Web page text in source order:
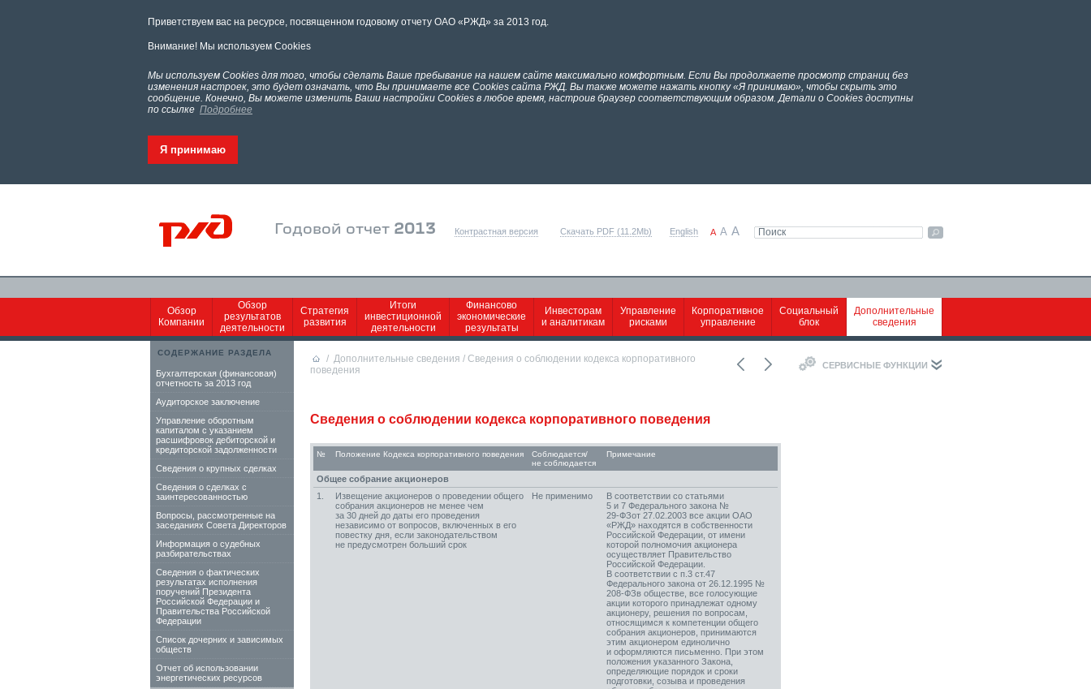
Приветствуем вас на ресурсе, посвященном годовому отчету ОАО «РЖД» за 2013 год.
Внимание! Мы используем Cookies
Мы используем Cookies для того, чтобы сделать Ваше пребывание на нашем сайте максимально комфортным. Если Вы продолжаете просмотр страниц без
изменения настроек, это будет означать, что Вы принимаете все Cookies сайта РЖД. Вы также можете нажать кнопку «Я принимаю», чтобы скрыть это
сообщение. Конечно, Вы можете изменить Ваши настройки Cookies в любое время, настроив браузер соответствующим образом. Детали о Cookies доступны
по ссылке Подробнее
Я принимаю
Годовой отчет 2013 English A A A
Контрастная версия Скачать PDF (11.2Mb)
Обзор
Компании
Обзор
результатов
деятельности
Стратегия
развития
Итоги
инвестиционной
деятельности
Финансово
экономические
результаты
Инвесторам
и аналитикам
Управление
рисками
Корпоративное
управление
Социальный
блок
Дополнительные
сведения
СОДЕРЖАНИЕ РАЗДЕЛА
Бухгалтерская (финансовая)
отчетность за 2013 год
Аудиторское заключение
Управление оборотным
капиталом с указанием
расшифровок дебиторской и
кредиторской задолженности
Сведения о крупных сделках
Сведения о сделках c
заинтересованностью
Вопросы, рассмотренные на
заседаниях Совета Директоров
Информация о судебных
разбирательствах
Сведения о фактических
результатах исполнения
поручений Президента
Российской Федерации и
Правительства Российской
Федерации
Список дочерних и зависимых
обществ
Отчет об использовании
энергетических ресурсов
СЕРВИСНЫЕ ФУНКЦИИ
/ Дополнительные сведения / Сведения о соблюдении кодекса корпоративного
поведения
Сведения о соблюдении кодекса корпоративного поведения
№ Положение Кодекса корпоративного поведения
Соблюдается/
не соблюдается
Примечание
Общее собрание акционеров
1.
Извещение акционеров о проведении общего
собрания акционеров не менее чем
за 30 дней до даты его проведения
независимо от вопросов, включенных в его
повестку дня, если законодательством
не предусмотрен больший срок
Не применимо
В соответствии со статьями
5 и 7 Федерального закона №
29-ФЗот 27.02.2003 все акции ОАО
«РЖД» находятся в собственности
Российской Федерации, от имени
которой полномочия акционера
осуществляет Правительство
Российской Федерации.
В соответствии с п.3 ст.47
Федерального закона от 26.12.1995 №
208-ФЗв обществе, все голосующие
акции которого принадлежат одному
акционеру, решения по вопросам,
относящимся к компетенции общего
собрания акционеров, принимаются
этим акционером единолично
и оформляются письменно. При этом
положения указанного Закона,
определяющие порядок и сроки
подготовки, созыва и проведения